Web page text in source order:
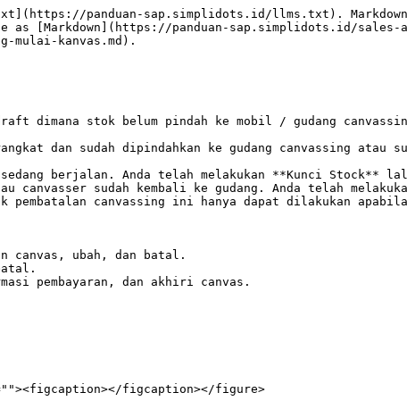
panduan-sap.simplidots.id/llms.txt).
[Markdown](https://panduan-sap.simplidots.id/sales-
mulai-kanvas.md).
dimana stok belum pindah ke mobil / gudang
dan sudah dipindahkan ke gudang canvassing
berjalan. Anda telah melakukan **Kunci Stock**
canvasser sudah kembali ke gudang. Anda telah
pembatalan canvassing ini hanya dapat dilakukan
canvas, ubah, dan batal.
pembayaran, dan akhiri canvas.
figcaption></figure>